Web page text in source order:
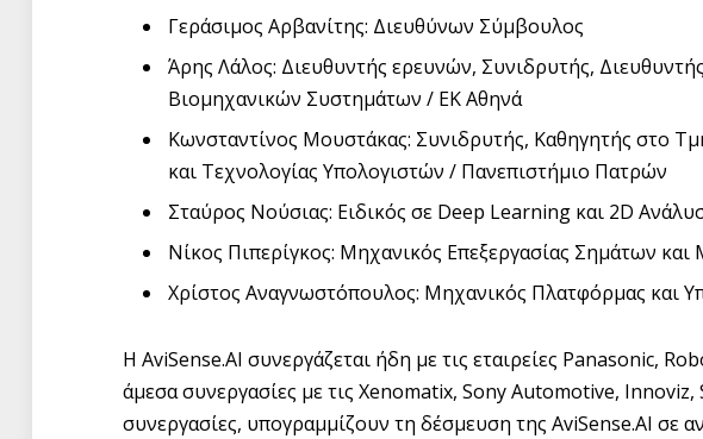
Γεράσιμος Αρβανίτης: Διευθύνων Σύμβουλος
Άρης Λάλος: Διευθυντής ερευνών, Συνιδρυτής,
Βιομηχανικών Συστημάτων / ΕΚ Αθηνά
Κωνσταντίνος Μουστάκας: Συνιδρυτής, Καθηγητής στο
και Τεχνολογίας Υπολογιστών / Πανεπιστήμιο Πατρών
Σταύρος Νούσιας: Ειδικός σε Deep Learning και 2D
Νίκος Πιπερίγκος: Μηχανικός Επεξεργασίας Σημάτων
Χρίστος Αναγνωστόπουλος: Μηχανικός Πλατφόρμας και
Η AviSense.AI συνεργάζεται ήδη με τις εταιρείες Panasonic,
άμεσα συνεργασίες με τις Xenomatix, Sony Automotive, Innoviz,
συνεργασίες, υπογραμμίζουν τη δέσμευση της AviSense.AI σε